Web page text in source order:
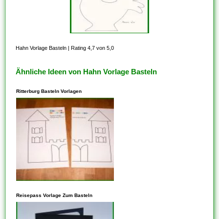
Hahn Vorlage Basteln |Rating 4,7 von 5,0
Ähnliche Ideen von Hahn Vorlage Basteln
Ritterburg Basteln Vorlagen
dieses Ihnen frei, Vorlagen zu
kopieren, die auf der
Reisepass Vorlage Zum Basteln